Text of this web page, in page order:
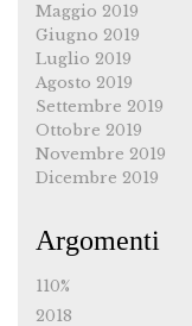
Maggio 2019
Giugno 2019
Luglio 2019
Agosto 2019
Settembre 2019
Ottobre 2019
Novembre 2019
Dicembre 2019
Argomenti
110%
2018